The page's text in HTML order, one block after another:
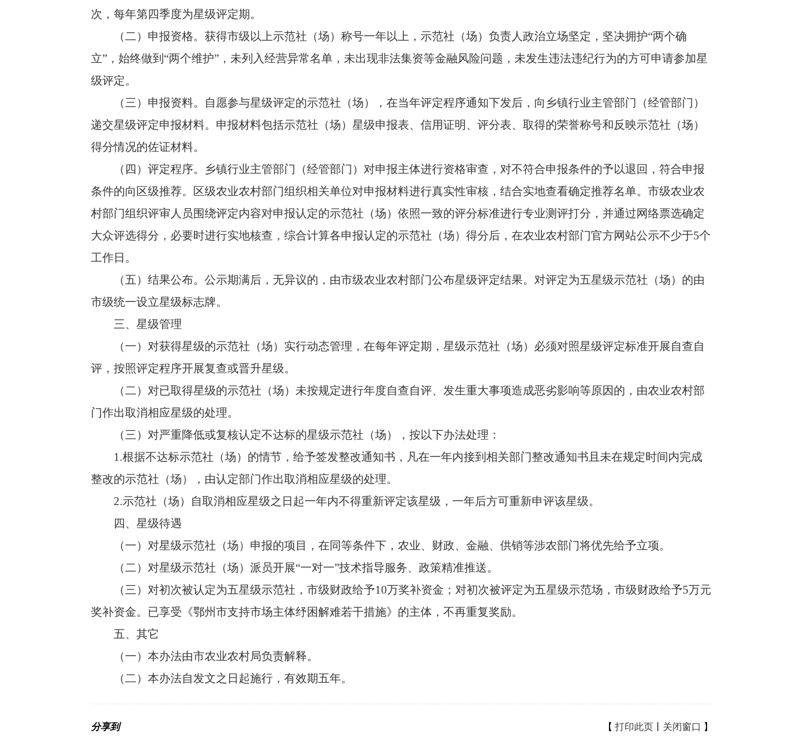
次，每年第四季度为星级评定期。
（二）申报资格。获得市级以上示范社（场）称号一年以上，示范社（场）负责人政治立场坚定，坚决拥护“两个确
立”，始终做到“两个维护”，未列入经营异常名单，未出现非法集资等金融风险问题，未发生违法违纪行为的方可申请参加星
级评定。
（三）申报资料。自愿参与星级评定的示范社（场），在当年评定程序通知下发后，向乡镇行业主管部门（经管部门）
递交星级评定申报材料。申报材料包括示范社（场）星级申报表、信用证明、评分表、取得的荣誉称号和反映示范社（场）
得分情况的佐证材料。
（四）评定程序。乡镇行业主管部门（经管部门）对申报主体进行资格审查，对不符合申报条件的予以退回，符合申报
条件的向区级推荐。区级农业农村部门组织相关单位对申报材料进行真实性审核，结合实地查看确定推荐名单。市级农业农
村部门组织评审人员围绕评定内容对申报认定的示范社（场）依照一致的评分标准进行专业测评打分，并通过网络票选确定
大众评选得分，必要时进行实地核查，综合计算各申报认定的示范社（场）得分后，在农业农村部门官方网站公示不少于5个
工作日。
（五）结果公布。公示期满后，无异议的，由市级农业农村部门公布星级评定结果。对评定为五星级示范社（场）的由
市级统一设立星级标志牌。
三、星级管理
（一）对获得星级的示范社（场）实行动态管理，在每年评定期，星级示范社（场）必须对照星级评定标准开展自查自
评，按照评定程序开展复查或晋升星级。
（二）对已取得星级的示范社（场）未按规定进行年度自查自评、发生重大事项造成恶劣影响等原因的，由农业农村部
门作出取消相应星级的处理。
（三）对严重降低或复核认定不达标的星级示范社（场），按以下办法处理：
1.根据不达标示范社（场）的情节，给予签发整改通知书，凡在一年内接到相关部门整改通知书且未在规定时间内完成
整改的示范社（场），由认定部门作出取消相应星级的处理。
2.示范社（场）自取消相应星级之日起一年内不得重新评定该星级，一年后方可重新申评该星级。
四、星级待遇
（一）对星级示范社（场）申报的项目，在同等条件下，农业、财政、金融、供销等涉农部门将优先给予立项。
（二）对星级示范社（场）派员开展“一对一”技术指导服务、政策精准推送。
（三）对初次被认定为五星级示范社，市级财政给予10万奖补资金；对初次被评定为五星级示范场，市级财政给予5万元
奖补资金。已享受《鄂州市支持市场主体纾困解难若干措施》的主体，不再重复奖励。
五、其它
（一）本办法由市农业农村局负责解释。
（二）本办法自发文之日起施行，有效期五年。
分享到 【 打印此页 关闭窗口 】